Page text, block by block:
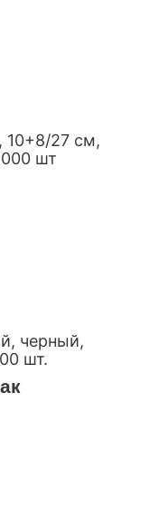
27 см,
шт
в избранное
черный,
шт.